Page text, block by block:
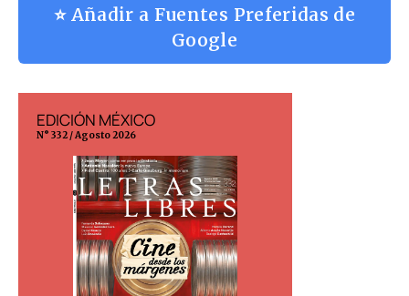
⭐ Añadir a Fuentes Preferidas de
Google
EDICIÓN MÉXICO
N° 332 / Agosto 2026